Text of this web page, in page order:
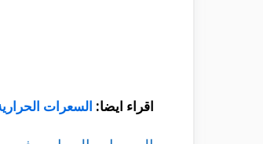
اقراء ايضا: السعرات